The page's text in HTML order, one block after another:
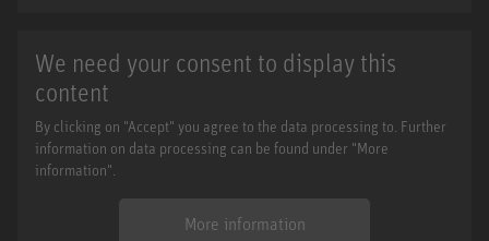
We need your consent to display this
content
By clicking on "Accept" you agree to the data processing to. Further
information on data processing can be found under "More
information".
More information